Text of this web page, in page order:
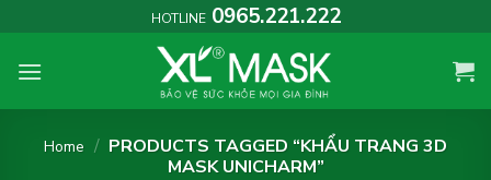
to
content
HOTLINE 0965.221.222
Home / PRODUCTS TAGGED “KHẨU TRANG 3D
MASK UNICHARM”